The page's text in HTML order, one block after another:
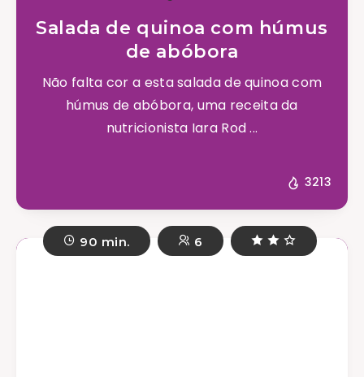
Salada de quinoa com húmus
de abóbora
Não falta cor a esta salada de quinoa com
húmus de abóbora, uma receita da
nutricionista Iara Rod ...
3213
90 min. 6